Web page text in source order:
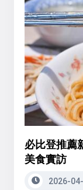
必比登推薦
美食實訪
2026-